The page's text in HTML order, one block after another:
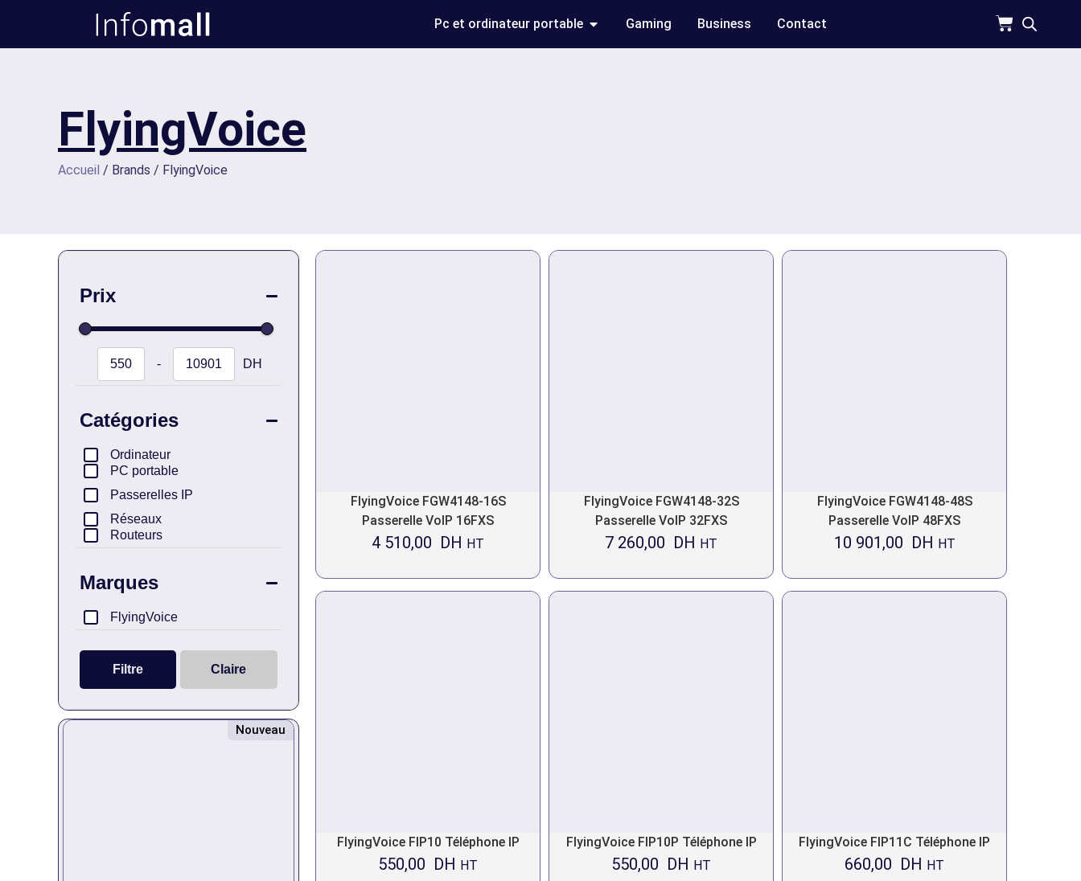
Pc et ordinateur portable Gaming Business Contact
FlyingVoice
Accueil / Brands / FlyingVoice
FlyingVoice FGW4148-16S
Passerelle VoIP 16FXS
4 510,00 DH HT
FlyingVoice FGW4148-32S
Passerelle VoIP 32FXS
7 260,00 DH HT
FlyingVoice FGW4148-48S
Passerelle VoIP 48FXS
10 901,00 DH HT
FlyingVoice FIP10 Téléphone IP
550,00 DH HT
FlyingVoice FIP10P Téléphone IP
550,00 DH HT
FlyingVoice FIP11C Téléphone IP
660,00 DH HT
Prix
Minimum Price
- Maximum Price
DH
Catégories
Ordinateur
PC portable
Passerelles IP
Réseaux
Routeurs
Marques
FlyingVoice
Filtre Claire
Nouveau